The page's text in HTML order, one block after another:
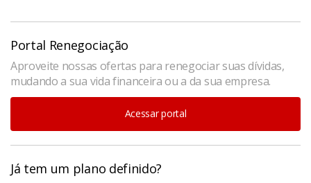
Portal Renegociação
Aproveite nossas ofertas para renegociar suas dívidas,
mudando a sua vida financeira ou a da sua empresa.
Acessar portal
Já tem um plano definido?